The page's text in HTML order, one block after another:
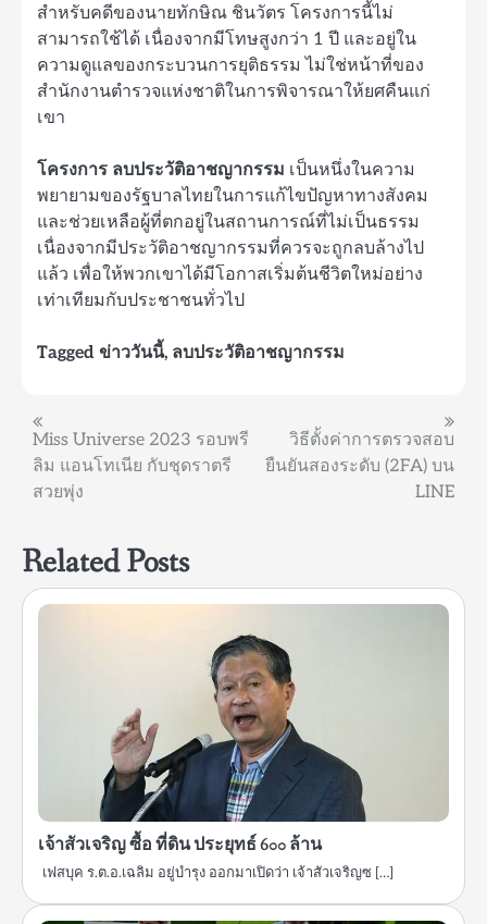
สำหรับคดีของนายทักษิณ ชินวัตร โครงการนี้ไม่
สามารถใช้ได้ เนื่องจากมีโทษสูงกว่า 1 ปี และอยู่ใน
ความดูแลของกระบวนการยุติธรรม ไม่ใช่หน้าที่ของ
สำนักงานตำรวจแห่งชาติในการพิจารณาให้ยศคืนแก่
เขา
โครงการ ลบประวัติอาชญากรรม เป็นหนึ่งในความ
พยายามของรัฐบาลไทยในการแก้ไขปัญหาทางสังคม
และช่วยเหลือผู้ที่ตกอยู่ในสถานการณ์ที่ไม่เป็นธรรม
เนื่องจากมีประวัติอาชญากรรมที่ควรจะถูกลบล้างไป
แล้ว เพื่อให้พวกเขาได้มีโอกาสเริ่มต้นชีวิตใหม่อย่าง
เท่าเทียมกับประชาชนทั่วไป
Tagged ข่าววันนี้, ลบประวัติอาชญากรรม
แนะแนว
เรื่อง
Miss Universe 2023 รอบพรี
ลิม แอนโทเนีย กับชุดราตรี
สวยพุ่ง
วิธีตั้งค่าการตรวจสอบ
ยืนยันสองระดับ (2FA) บน
LINE
Related Posts
เจ้าสัวเจริญ ซื้อ ที่ดิน ประยุทธ์ 600 ล้าน
เฟสบุค ร.ต.อ.เฉลิม อยู่บำรุง ออกมาเปิดว่า เจ้าสัวเจริญซ […]